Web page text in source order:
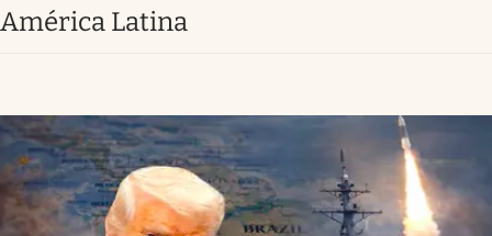
Ciencia y salud
Streaming
PC y mobile
Lifestyle
América Latina